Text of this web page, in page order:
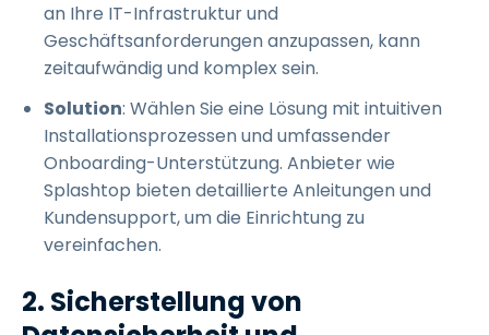
an Ihre IT-Infrastruktur und
Geschäftsanforderungen anzupassen, kann
zeitaufwändig und komplex sein.
Solution: Wählen Sie eine Lösung mit intuitiven
Installationsprozessen und umfassender
Onboarding-Unterstützung. Anbieter wie
Splashtop bieten detaillierte Anleitungen und
Kundensupport, um die Einrichtung zu
vereinfachen.
2. Sicherstellung von